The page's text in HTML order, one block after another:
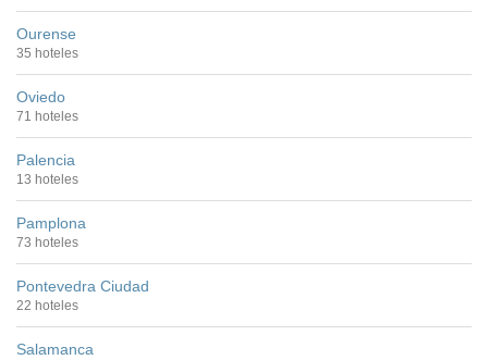
Ourense
35 hoteles
Oviedo
71 hoteles
Palencia
13 hoteles
Pamplona
73 hoteles
Pontevedra Ciudad
22 hoteles
Salamanca